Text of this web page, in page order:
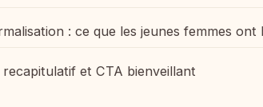
: ce que les jeunes femmes ont
et CTA bienveillant